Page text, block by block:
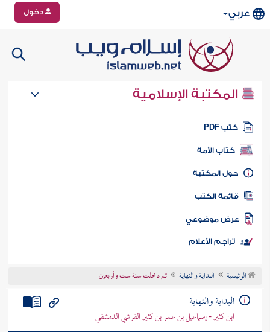
عربي دخول
المكتبة الإسلامية
كتب PDF
كتاب الأمة
المكتبة
الكتب
موضوعي
تراجم الأعلام
الرئيسية البداية والنهاية ثم دخلت سنة ست وأربعين
البداية والنهاية
ابن كثير - إسماعيل بن عمر بن كثير القرشي الدمشقي